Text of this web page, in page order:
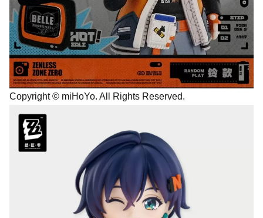
Copyright © miHoYo. All Rights Reserved.